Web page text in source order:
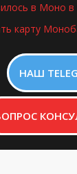
в Моно в
карту
НАШ